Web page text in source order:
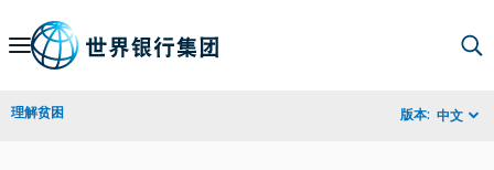
Skip
Navigation
理解贫困 版本: 中文